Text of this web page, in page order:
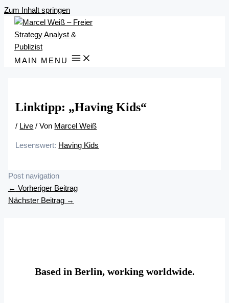
Zum Inhalt springen
MAIN MENU
Linktipp: „Having Kids“
/ Live / Von Marcel Weiß
Lesenswert: Having Kids
Post navigation
← Vorheriger Beitrag
Nächster Beitrag →
Based in Berlin, working worldwide.